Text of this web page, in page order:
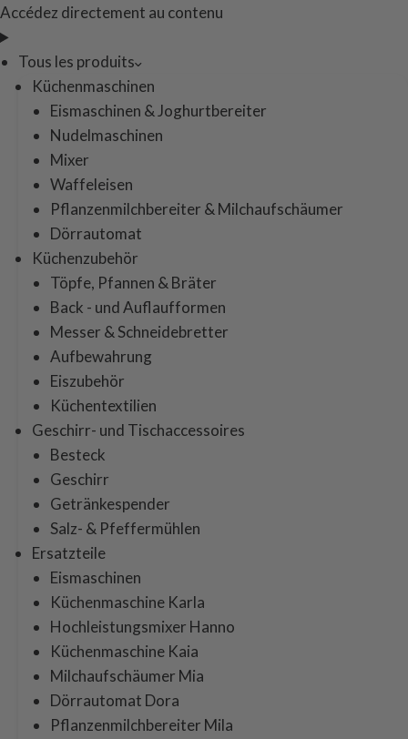
Accédez directement au contenu
Tous les produits
Küchenmaschinen
Eismaschinen & Joghurtbereiter
Nudelmaschinen
Mixer
Waffeleisen
Pflanzenmilchbereiter & Milchaufschäumer
Dörrautomat
Küchenzubehör
Töpfe, Pfannen & Bräter
Back - und Auflaufformen
Messer & Schneidebretter
Aufbewahrung
Eiszubehör
Küchentextilien
Geschirr- und Tischaccessoires
Besteck
Geschirr
Getränkespender
Salz- & Pfeffermühlen
Ersatzteile
Eismaschinen
Küchenmaschine Karla
Hochleistungsmixer Hanno
Küchenmaschine Kaia
Milchaufschäumer Mia
Dörrautomat Dora
Pflanzenmilchbereiter Mila